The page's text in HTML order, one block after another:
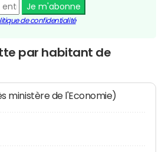
Je m'abonne
de confidentialité
par habitant de
ministère de l'Economie)